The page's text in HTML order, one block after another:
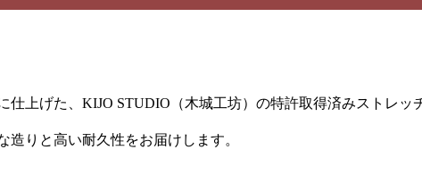
仕上げた、KIJO STUDIO（木城工坊）の特許取得済みストレッ
りと高い耐久性をお届けします。